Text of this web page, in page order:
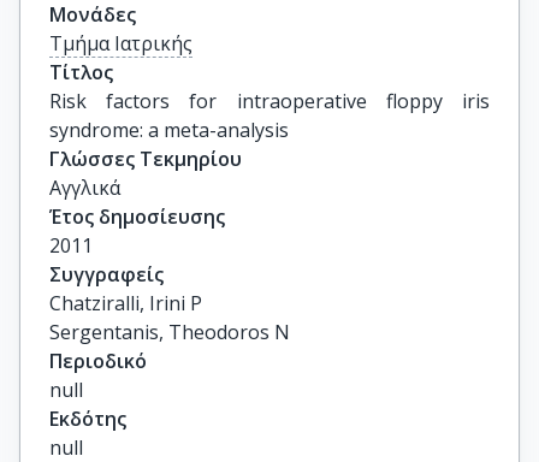
Μονάδες
Τμήμα Ιατρικής
Τίτλος
Risk factors for intraoperative floppy iris
syndrome: a meta-analysis
Γλώσσες Τεκμηρίου
Αγγλικά
Έτος δημοσίευσης
2011
Συγγραφείς
Chatziralli, Irini P
Sergentanis, Theodoros N
Περιοδικό
null
Εκδότης
null